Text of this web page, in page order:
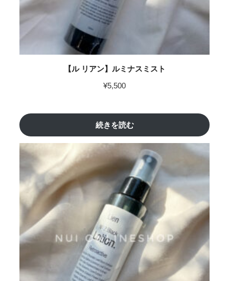
【ル リアン】ルミナスミスト
¥5,500
続きを読む